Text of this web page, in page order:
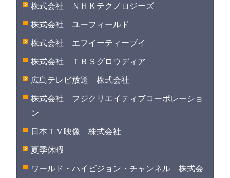
株式会社 ＮＨＫテクノロジーズ
株式会社 ユーフィールド
株式会社 エフイーティーブイ
株式会社 ＴＢＳグロウディア
広島テレビ放送 株式会社
株式会社 フジクリエイティブコーポレーショ
ン
日本ＴＶ映像 株式会社
夏季休暇
ワールド・ハイビジョン・チャンネル 株式会